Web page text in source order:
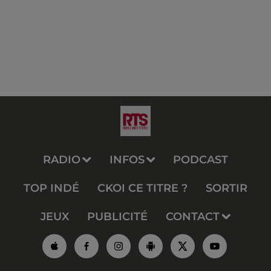
RADIO INFOS PODCAST
TOP INDÉ CKOI CE TITRE ? SORTIR
JEUX PUBLICITÉ CONTACT